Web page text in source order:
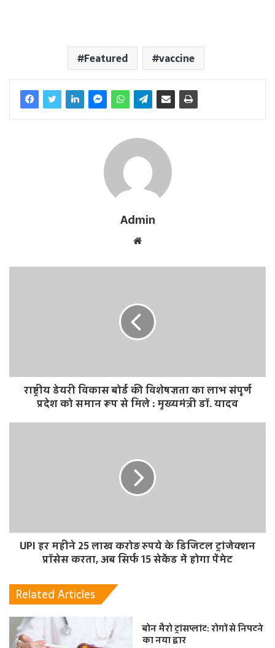
Featured vaccine
Admin
b
राष्ट्रीय डेयरी विकास बोर्ड की विशेषज्ञता का लाभ संपूर्ण
प्रदेश को समान रूप से मिले : मुख्यमंत्री डॉ. यादव
UPI हर महीने 25 लाख करोड़ रुपये के डिजिटल ट्रांजेक्शन
प्रॉसेस करता, अब सिर्फ 15 सेकेंड में होगा पेंमेट
Related Articles
बोन मैरो ट्रांसप्लांट: रोगों से निपटने
का नया द्वार